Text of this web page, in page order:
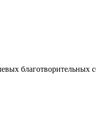
благотворительных